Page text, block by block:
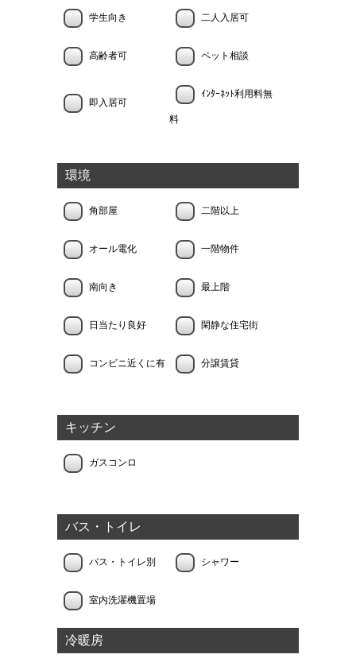
学生向き 二人入居可
高齢者可 ペット相談
即入居可
ｲﾝﾀｰﾈｯﾄ利用料無
料
環境
角部屋 二階以上
オール電化 一階物件
南向き 最上階
日当たり良好 閑静な住宅街
コンビニ近くに有 分譲賃貸
キッチン
ガスコンロ
バス・トイレ
バス・トイレ別 シャワー
室内洗濯機置場
冷暖房